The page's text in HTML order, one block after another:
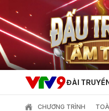
ĐÀI
CHƯƠNG TRÌNH